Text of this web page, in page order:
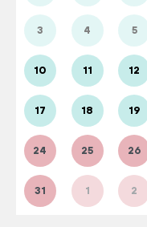
3 4 5
10 11 12
17 18 19
24 25 26
31 1 2